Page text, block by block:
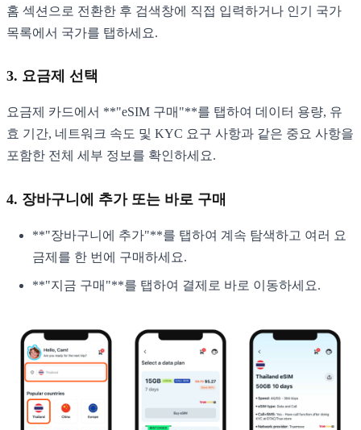
홈 섹션으로 전환한 후 검색창에 직접 입력하거나 인기 국가
목록에서 국가를 탭하세요.
3. 요금제 선택
요금제 카드에서 **"eSIM 구매"**를 탭하여 데이터 용량, 유
효 기간, 네트워크 속도 및 KYC 요구 사항과 같은 중요 사항을
포함한 전체 세부 정보를 확인하세요.
4. 장바구니에 추가 또는 바로 구매
**"장바구니에 추가"**를 탭하여 계속 탐색하고 여러 요
금제를 한 번에 구매하세요.
**"지금 구매"**를 탭하여 결제로 바로 이동하세요.